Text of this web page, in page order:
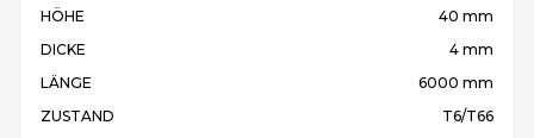
HÖHE
40 mm
DICKE
4 mm
LÄNGE
6000 mm
ZUSTAND
T6/T66